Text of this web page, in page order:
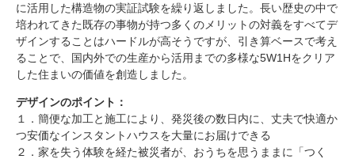
に活用した構造物の実証試験を繰り返しました。長い歴史の中で
培われてきた既存の事物が持つ多くのメリットの対義をすべてデ
ザインすることはハードルが高そうですが、引き算ベースで考え
ることで、国内外での生産から活用までの多様な5W1Hをクリア
した住まいの価値を創造しました。
デザインのポイント：
１．簡便な加工と施工により、発災後の数日内に、丈夫で快適か
つ安価なインスタントハウスを大量にお届けできる
２．家を失う体験を経た被災者が、おうちを思うままに「つく